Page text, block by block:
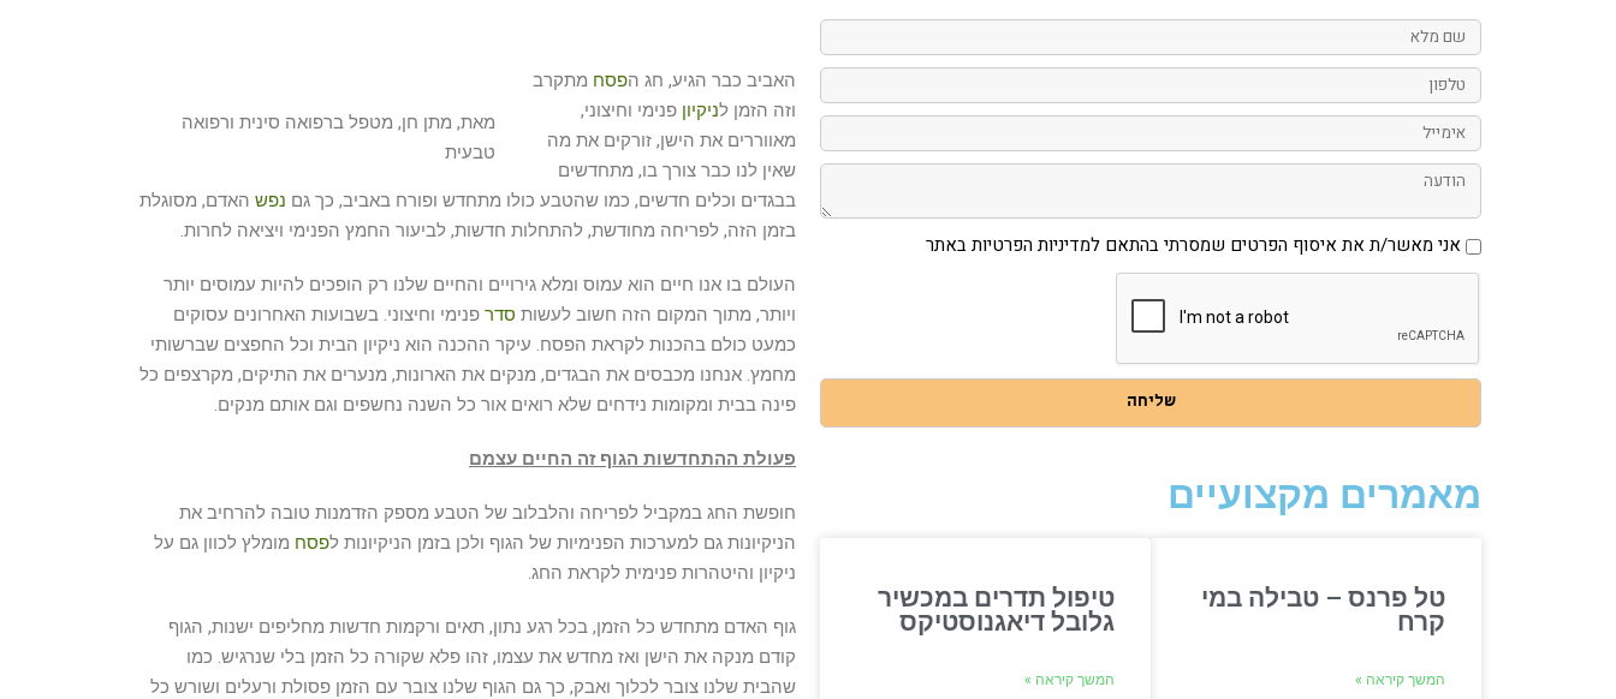
שם
מלא
טלפון
אימייל
הודעה
אני
מאשר/ת
את
שמסרתי
בהתאם
למדיניות
הפרטיות
אני מאשר/ת את איסוף הפרטים שמסרתי בהתאם למדיניות הפרטיות באתר
שליחה
מאמרים מקצועיים
טל פרנס – טבילה במי
קרח
המשך קיראה »
טיפול תדרים במכשיר
גלובל דיאגנוסטיקס
המשך קיראה »
מאת, מתן חן, מטפל ברפואה סינית ורפואה
טבעית
האביב כבר הגיע, חג הפסח מתקרב
וזה הזמן לניקיון פנימי וחיצוני,
מאווררים את הישן, זורקים את מה
שאין לנו כבר צורך בו, מתחדשים
בבגדים וכלים חדשים, כמו שהטבע כולו מתחדש ופורח באביב, כך גם נפש האדם, מסוגלת
בזמן הזה, לפריחה מחודשת, להתחלות חדשות, לביעור החמץ הפנימי ויציאה לחרות.
העולם בו אנו חיים הוא עמוס ומלא גירויים והחיים שלנו רק הופכים להיות עמוסים יותר
ויותר, מתוך המקום הזה חשוב לעשות סדר פנימי וחיצוני. בשבועות האחרונים עסוקים
כמעט כולם בהכנות לקראת הפסח. עיקר ההכנה הוא ניקיון הבית וכל החפצים שברשותי
מחמץ. אנחנו מכבסים את הבגדים, מנקים את הארונות, מנערים את התיקים, מקרצפים כל
פינה בבית ומקומות נידחים שלא רואים אור כל השנה נחשפים וגם אותם מנקים.
פעולת ההתחדשות הגוף זה החיים עצמם
חופשת החג במקביל לפריחה והלבלוב של הטבע מספק הזדמנות טובה להרחיב את
הניקיונות גם למערכות הפנימיות של הגוף ולכן בזמן הניקיונות לפסח מומלץ לכוון גם על
ניקיון והיטהרות פנימית לקראת החג.
גוף האדם מתחדש כל הזמן, בכל רגע נתון, תאים ורקמות חדשות מחליפים ישנות, הגוף
קודם מנקה את הישן ואז מחדש את עצמו, זהו פלא שקורה כל הזמן בלי שנרגיש. כמו
שהבית שלנו צובר לכלוך ואבק, כך גם הגוף שלנו צובר עם הזמן פסולת ורעלים ושורש כל